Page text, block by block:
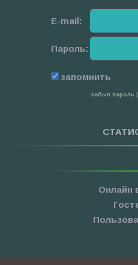
E-mail:
Пароль:
запомнить
Забыл пароль
Онлайн